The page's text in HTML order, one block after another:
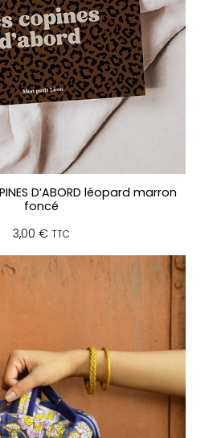
D’ABORD léopard marron
foncé
3,00 € TTC